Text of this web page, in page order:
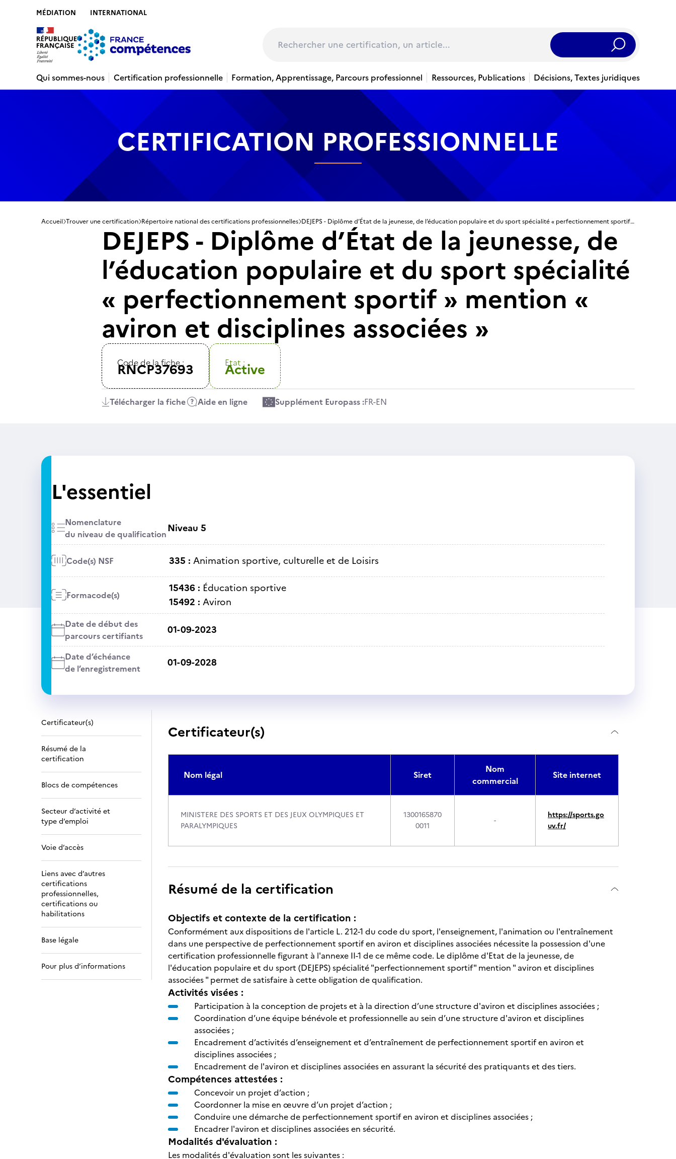
MÉDIATION INTERNATIONAL
Rechercher
Qui sommes-nous
Certification professionnelle Formation, Apprentissage, Parcours professionnel Ressources, Publications Décisions, Textes juridiques
CERTIFICATION PROFESSIONNELLE
Accueil Trouver une certification Répertoire national des certifications professionnelles DEJEPS - Diplôme d’État de la jeunesse, de l’éducation populaire et du sport spécialité « perfectionnement sportif » mention « aviron et disciplines associées »
DEJEPS - Diplôme d’État de la jeunesse, de
l’éducation populaire et du sport spécialité
« perfectionnement sportif » mention «
aviron et disciplines associées »
Code de la fiche :
RNCP37693 Etat :
Active
Télécharger la fiche Aide en ligne Supplément Europass :FR-EN
L'essentiel
Nomenclature
du niveau de qualificationNiveau 5
Code(s) NSF 335 : Animation sportive, culturelle et de Loisirs
Formacode(s)
15436 : Éducation sportive
15492 : Aviron
Date de début des
parcours certifiants
01-09-2023
Date d’échéance
de l’enregistrement
01-09-2028
Certificateur(s)
Résumé de la
certification
Blocs de compétences
Secteur d’activité et
type d’emploi
Voie d’accès
Liens avec d’autres
certifications
professionnelles,
certifications ou
habilitations
Base légale
Pour plus d’informations
Certificateur(s)
Nom légal Siret
Nom
commercial
Site internet
MINISTERE DES SPORTS ET DES JEUX OLYMPIQUES ET
PARALYMPIQUES
1300165870
0011
-
https://sports.go
uv.fr/
Résumé de la certification
Objectifs et contexte de la certification :
Conformément aux dispositions de l'article L. 212-1 du code du sport, l'enseignement, l'animation ou l'entraînement
dans une perspective de perfectionnement sportif en aviron et disciplines associées nécessite la possession d'une
certification professionnelle figurant à l'annexe II-1 de ce même code. Le diplôme d'Etat de la jeunesse, de
l'éducation populaire et du sport (DEJEPS) spécialité "perfectionnement sportif" mention " aviron et disciplines
associées " permet de satisfaire à cette obligation de qualification.
Activités visées :
Participation à la conception de projets et à la direction d’une structure d'aviron et disciplines associées ;
Coordination d’une équipe bénévole et professionnelle au sein d’une structure d'aviron et disciplines
associées ;
Encadrement d’activités d’enseignement et d’entraînement de perfectionnement sportif en aviron et
disciplines associées ;
Encadrement de l'aviron et disciplines associées en assurant la sécurité des pratiquants et des tiers.
Compétences attestées :
Concevoir un projet d’action ;
Coordonner la mise en œuvre d’un projet d’action ;
Conduire une démarche de perfectionnement sportif en aviron et disciplines associées ;
Encadrer l'aviron et disciplines associées en sécurité.
Modalités d'évaluation :
Les modalités d'évaluation sont les suivantes :